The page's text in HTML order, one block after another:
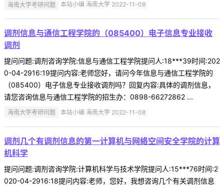
海南大学考研问题 本站小编 海南大学 2022-11-08
调剂信息与通信工程学院的（085400）电子信息专业接收
调剂
提问问题:调剂咨询学院:信息与通信工程学院提问人:18***39时间:202
0-04-2916:19提问内容:老师您好，请问今年信息与通信工程学院的
（085400）电子信息专业接收调剂吗？回复内容:具体的调剂信息，
请您咨询信息与通信工程学院的招生办：0898-66272862 ...
海南大学考研问题 本站小编 海南大学 2022-11-08
调剂几个有调剂信息的第一计算机与网络空间安全学院的计算
机科学
提问问题:调剂咨询学院:计算机科学与技术学院提问人:15***76时间:2
020-04-2916:18提问内容:老师，您好，我想咨询几个有关调剂信息